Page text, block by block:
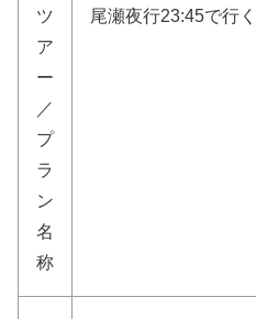
ツ
ア
ー
／
プ
ラ
ン
名
称
尾瀬夜行23:45で行